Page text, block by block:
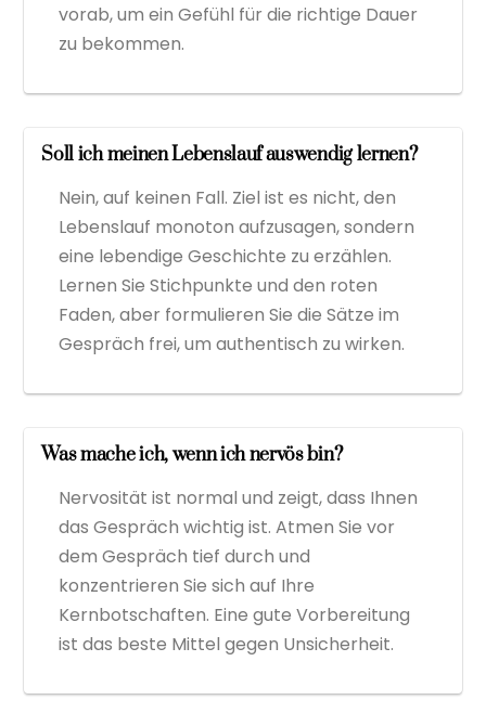
vorab, um ein Gefühl für die richtige Dauer
zu bekommen.
Soll ich meinen Lebenslauf auswendig lernen?
Nein, auf keinen Fall. Ziel ist es nicht, den
Lebenslauf monoton aufzusagen, sondern
eine lebendige Geschichte zu erzählen.
Lernen Sie Stichpunkte und den roten
Faden, aber formulieren Sie die Sätze im
Gespräch frei, um authentisch zu wirken.
Was mache ich, wenn ich nervös bin?
Nervosität ist normal und zeigt, dass Ihnen
das Gespräch wichtig ist. Atmen Sie vor
dem Gespräch tief durch und
konzentrieren Sie sich auf Ihre
Kernbotschaften. Eine gute Vorbereitung
ist das beste Mittel gegen Unsicherheit.